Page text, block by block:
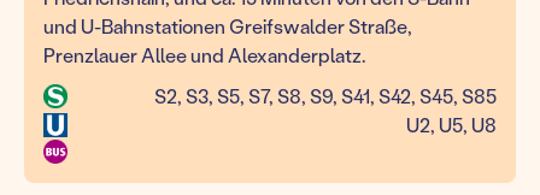
und U-Bahnstationen Greifswalder Straße,
Prenzlauer Allee und Alexanderplatz.
S2, S3, S5, S7, S8, S9, S41, S42, S45, S85
U2, U5, U8